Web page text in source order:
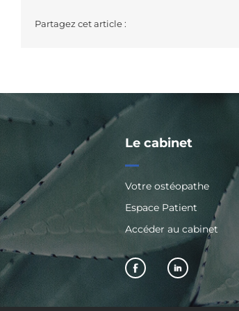
Partagez cet article :
Le cabinet
Votre ostéopathe
Espace Patient
Accéder au cabinet